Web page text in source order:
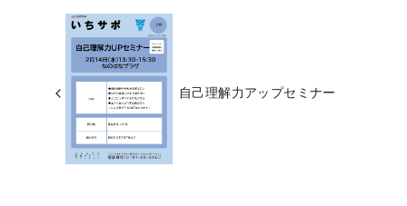
自己理解力アップセミナー